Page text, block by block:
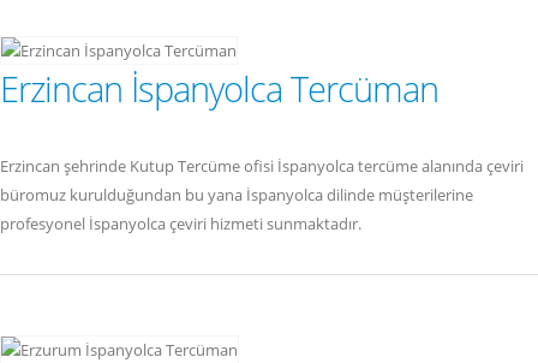
Erzincan İspanyolca Tercüman
Erzincan şehrinde Kutup Tercüme ofisi İspanyolca tercüme alanında çeviri
büromuz kurulduğundan bu yana İspanyolca dilinde müşterilerine
profesyonel İspanyolca çeviri hizmeti sunmaktadır.